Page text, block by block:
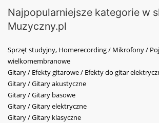
Najpopularniejsze kategorie w
Muzyczny.pl
Sprzęt studyjny, Homerecording / Mikrofony /
wielkomembranowe
Gitary / Efekty gitarowe / Efekty do gitar
Gitary / Gitary akustyczne
Gitary / Gitary basowe
Gitary / Gitary elektryczne
Gitary / Gitary klasyczne